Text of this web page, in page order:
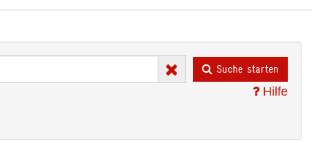
Suche starten
Hilfe